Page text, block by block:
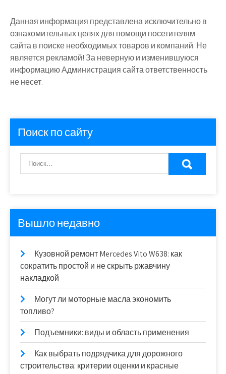
Данная информация представлена исключительно в
ознакомительных целях для помощи посетителям
сайта в поиске необходимых товаров и компаний. Не
является рекламой! За неверную и изменившуюся
информацию Администрация сайта ответственность
не несет.
Поиск по сайту
Вышло недавно
Кузовной ремонт Mercedes Vito W638: как
сократить простой и не скрыть ржавчину
накладкой
Могут ли моторные масла экономить
топливо?
Подъемники: виды и область применения
Как выбрать подрядчика для дорожного
строительства: критерии оценки и красные